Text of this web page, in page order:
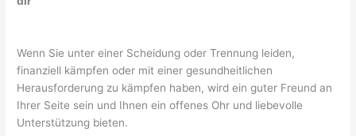
Wenn Sie unter einer Scheidung oder Trennung leiden,
finanziell kämpfen oder mit einer gesundheitlichen
Herausforderung zu kämpfen haben, wird ein guter Freund an
Ihrer Seite sein und Ihnen ein offenes Ohr und liebevolle
Unterstützung bieten.